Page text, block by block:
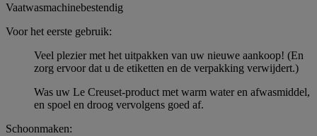
Vaatwasmachinebestendig
Voor het eerste gebruik:
Veel plezier met het uitpakken van uw nieuwe aankoop! (En
zorg ervoor dat u de etiketten en de verpakking verwijdert.)
Was uw Le Creuset-product met warm water en afwasmiddel,
en spoel en droog vervolgens goed af.
Schoonmaken: